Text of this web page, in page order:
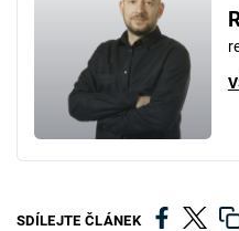
SDÍLEJTE ČLÁNEK